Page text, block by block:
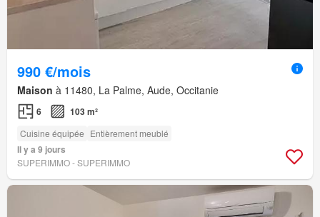
990 €/mois
Maison à 11480, La Palme, Aude, Occitanie
6 103 m²
Cuisine équipée Entièrement meublé
Il y a 9 jours
SUPERIMMO - SUPERIMMO